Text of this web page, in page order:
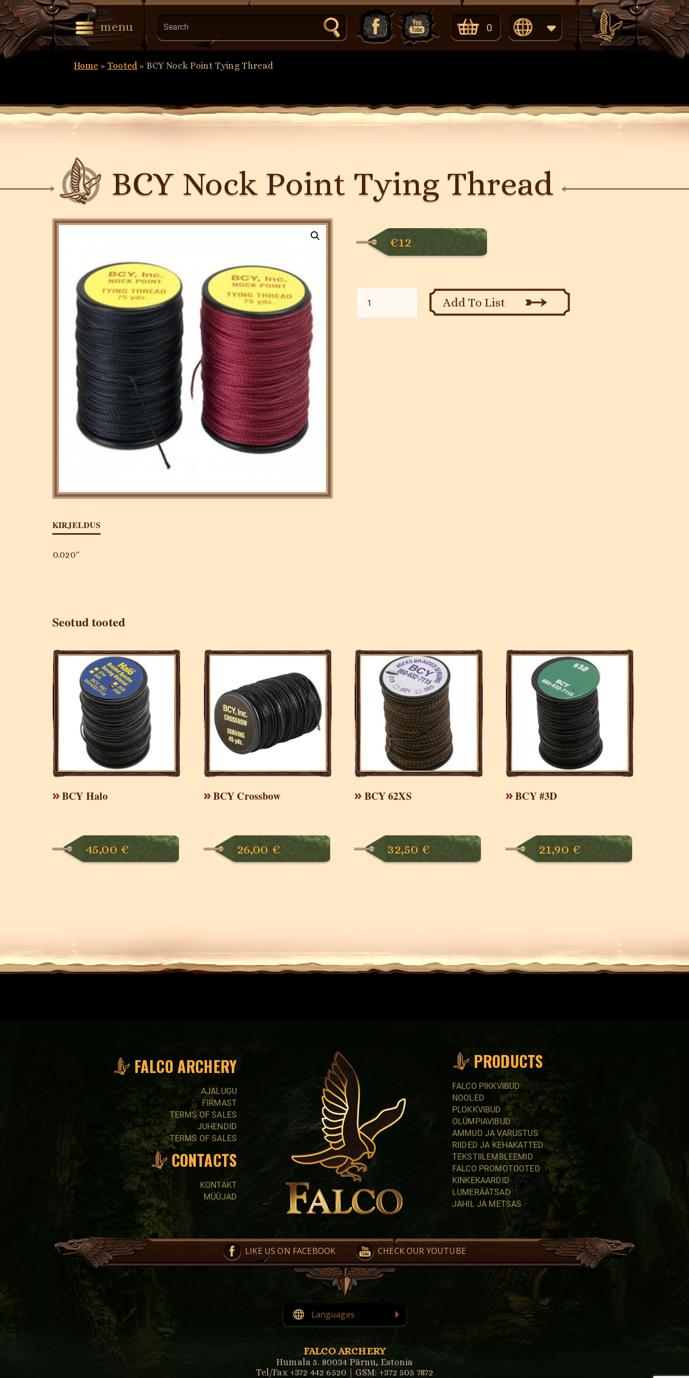
menu Search
form
0
Home » Tooted » BCY Nock Point Tying Thread
BCY Nock Point Tying Thread
€12
Nock
Add To List
KIRJELDUS
0.020″
Seotud tooted
BCY Halo
45,00 €
BCY Crossbow
26,00 €
BCY 62XS
32,50 €
BCY #3D
21,90 €
FALCO ARCHERY
AJALUGU
FIRMAST
TERMS OF SALES
JUHENDID
TERMS OF SALES
CONTACTS
KONTAKT
MÜÜJAD
PRODUCTS
FALCO PIKKVIBUD
NOOLED
PLOKKVIBUD
OLÜMPIAVIBUD
AMMUD JA VARUSTUS
RIIDED JA KEHAKATTED
TEKSTIILEMBLEEMID
FALCO PROMOTOOTED
KINKEKAARDID
LUMERÄÄTSAD
JAHIL JA METSAS
LIKE US ON FACEBOOK CHECK OUR YOUTUBE
Languages
FALCO ARCHERY
Humala 5. 80034 Pärnu, Estonia
Tel/Fax +372 442 6520 | GSM: +372 505 7872